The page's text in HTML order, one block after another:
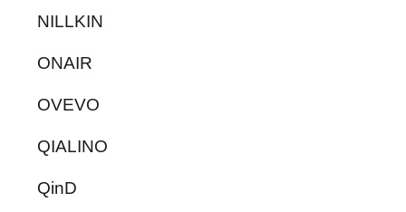
NILLKIN
ONAIR
OVEVO
QIALINO
QinD